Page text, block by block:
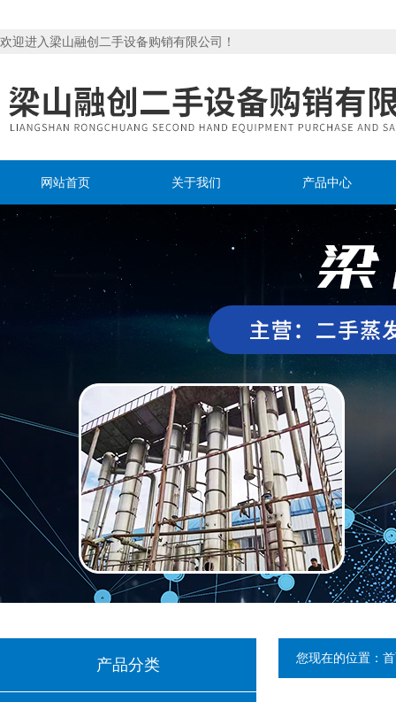
欢迎进入梁山融创二手设备购销有限公司！
网站首页 关于我们 产品中心
产品分类 您现在的位置：